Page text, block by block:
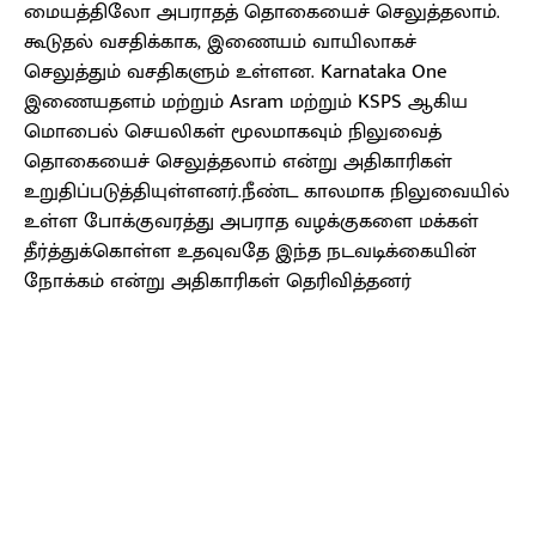
மையத்திலோ அபராதத் தொகையைச் செலுத்தலாம்.
கூடுதல் வசதிக்காக, இணையம் வாயிலாகச்
செலுத்தும் வசதிகளும் உள்ளன. Karnataka One
இணையதளம் மற்றும் Asram மற்றும் KSPS ஆகிய
மொபைல் செயலிகள் மூலமாகவும் நிலுவைத்
தொகையைச் செலுத்தலாம் என்று அதிகாரிகள்
உறுதிப்படுத்தியுள்ளனர்.நீண்ட காலமாக நிலுவையில்
உள்ள போக்குவரத்து அபராத வழக்குகளை மக்கள்
தீர்த்துக்கொள்ள உதவுவதே இந்த நடவடிக்கையின்
நோக்கம் என்று அதிகாரிகள் தெரிவித்தனர்